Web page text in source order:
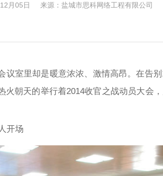
月05日 来源： 盐城市思科网络工程有限公司
室里却是暖意浓浓、激情高昂。在告别
火朝天的举行着2014收官之战动员大会
开场